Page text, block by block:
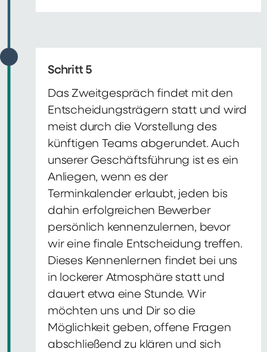
Schritt 5
Das Zweitgespräch findet mit den
Entscheidungsträgern statt und wird
meist durch die Vorstellung des
künftigen Teams abgerundet. Auch
unserer Geschäftsführung ist es ein
Anliegen, wenn es der
Terminkalender erlaubt, jeden bis
dahin erfolgreichen Bewerber
persönlich kennenzulernen, bevor
wir eine finale Entscheidung treffen.
Dieses Kennenlernen findet bei uns
in lockerer Atmosphäre statt und
dauert etwa eine Stunde. Wir
möchten uns und Dir so die
Möglichkeit geben, offene Fragen
abschließend zu klären und sich